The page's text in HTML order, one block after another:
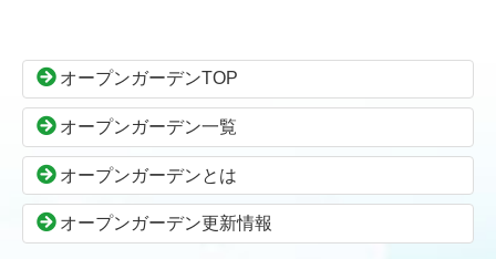
ン
本
文
先
へ
の
頭
へ
る
オープンガーデンTOP
オープンガーデン一覧
オープンガーデンとは
オープンガーデン更新情報